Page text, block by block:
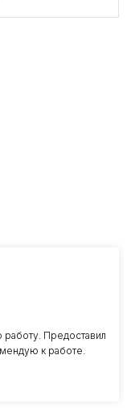
Предоставил
к работе.